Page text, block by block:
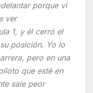
porque vi
ver
1, y él cerró el
posición. Yo lo
pero en una
que esté en
sale peor